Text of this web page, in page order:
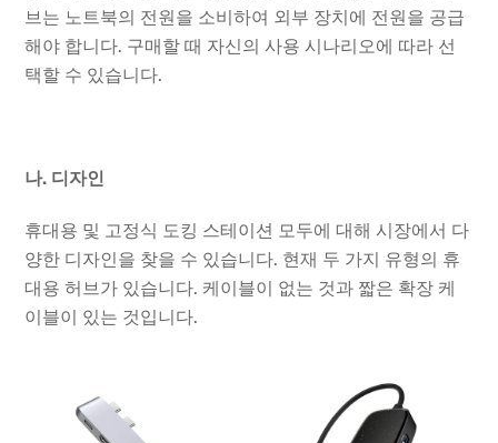
브는 노트북의 전원을 소비하여 외부 장치에 전원을 공급
해야 합니다. 구매할 때 자신의 사용 시나리오에 따라 선
택할 수 있습니다.
나. 디자인
휴대용 및 고정식 도킹 스테이션 모두에 대해 시장에서 다
양한 디자인을 찾을 수 있습니다. 현재 두 가지 유형의 휴
대용 허브가 있습니다. 케이블이 없는 것과 짧은 확장 케
이블이 있는 것입니다.